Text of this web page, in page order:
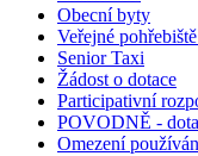
Obecní byty
Veřejné
Senior Taxi
Žádost o dotace
Participativní
POVODNĚ -
Omezení